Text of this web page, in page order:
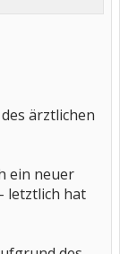
des ärztlichen
ein neuer
letztlich hat